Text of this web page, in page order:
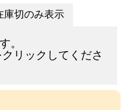
庫切のみ表示
。
クリックしてくださ